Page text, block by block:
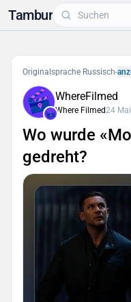
Tambur
Originalsprache Russisch-
WhereFilmed
Where Filmed24 Mai
Wo wurde
gedreht?